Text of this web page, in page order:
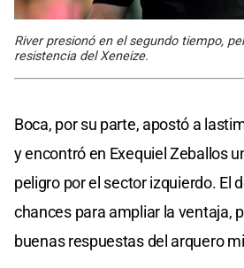
River presionó en el segundo tiempo,
resistencia del Xeneize.
Boca, por su parte, apostó a
y encontró en Exequiel Zeballos
peligro por el sector izquierdo. El
chances para ampliar la ventaja,
buenas respuestas del arquero